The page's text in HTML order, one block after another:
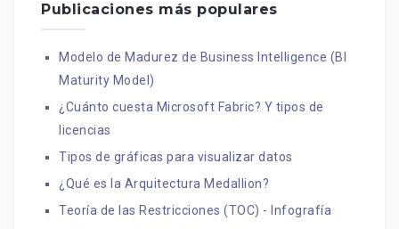
Publicaciones más populares
Modelo de Madurez de Business Intelligence (BI
Maturity Model)
¿Cuánto cuesta Microsoft Fabric? Y tipos de
licencias
Tipos de gráficas para visualizar datos
¿Qué es la Arquitectura Medallion?
Teoría de las Restricciones (TOC) - Infografía